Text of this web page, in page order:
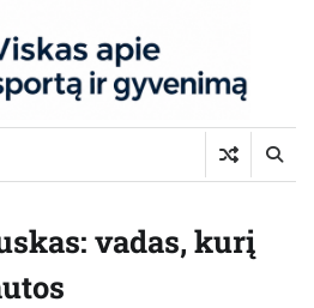
vadas, kurį